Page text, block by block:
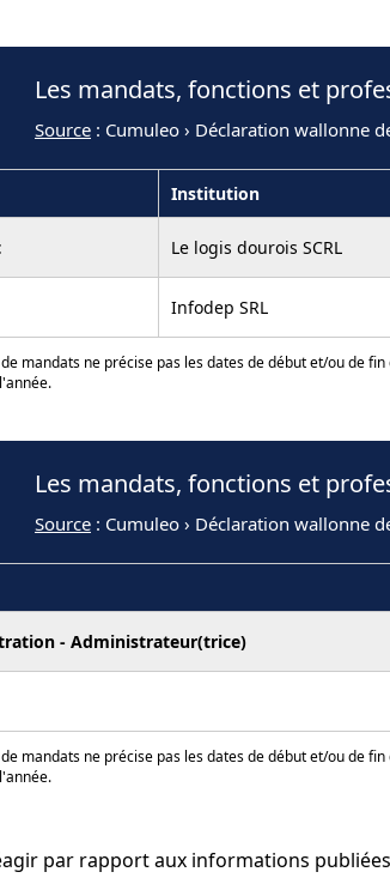
Les mandats, fonctions et
Source : Cumuleo › Déclaration wallonne
Institution
Le logis dourois SCRL
Infodep SRL
mandats ne précise pas les dates de début et/ou de
Les mandats, fonctions et
Source : Cumuleo › Déclaration wallonne
- Administrateur(trice)
mandats ne précise pas les dates de début et/ou de
par rapport aux informations